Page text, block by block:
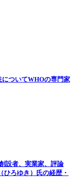
ついてWHOの専門家
設者、実業家、評論
ひろゆき）氏の経歴・